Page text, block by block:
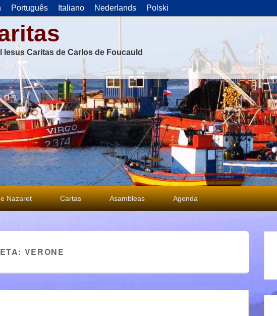
Português Italiano Nederlands Polski
Iesus Caritas de Carlos de Foucauld
Nazaret Cartas Asambleas Agenda
VERONE